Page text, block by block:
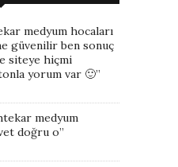
medyum hocaları
güvenilir ben sonuç
siteye hiçmi
yorum var 🙂”
medyum
doğru o”